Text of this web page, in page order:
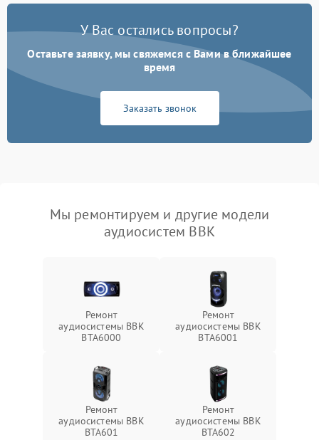
У Вас остались вопросы?
Оставьте заявку, мы свяжемся с Вами в ближайшее
время
Заказать звонок
Мы ремонтируем и другие модели
аудиосистем BBK
Ремонт
аудиосистемы BBK
BTA6000
Ремонт
аудиосистемы BBK
BTA6001
Ремонт
аудиосистемы BBK
BTA601
Ремонт
аудиосистемы BBK
BTA602